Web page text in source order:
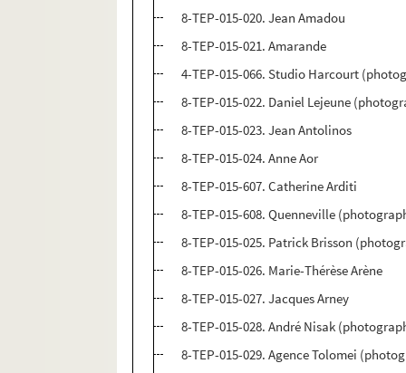
8-TEP-015-020. Jean Amadou
8-TEP-015-021. Amarande
4-TEP-015-066. Studio Harcourt
8-TEP-015-022. Daniel Lejeune
8-TEP-015-023. Jean Antolinos
8-TEP-015-024. Anne Aor
8-TEP-015-607. Catherine Arditi
8-TEP-015-608. Quenneville
8-TEP-015-025. Patrick Brisson
8-TEP-015-026. Marie-Thérèse Arène
8-TEP-015-027. Jacques Arney
8-TEP-015-028. André Nisak
8-TEP-015-029. Agence Tolomei